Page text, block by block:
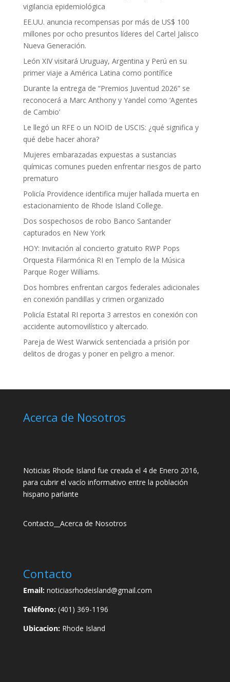
vigilancia epidemiológica
EE.UU. anuncia recompensas por más de US$ 100
millones por ocho presuntos líderes del Cartel Jalisco
Nueva Generación.
León XIV visitará Uruguay, Argentina y Perú en su
primer viaje a América Latina como pontífice
Durante la entrega de “Premios Juventud 2026” se
reconocerá a Marc Anthony y Yandel como ‘Agentes
de Cambio’
Le llegó un RFE o un NOID de USCIS: ¿qué significa y
qué debe hacer ahora?
Mujeres embarazadas expuestas a sustancias
químicas comunes pueden enfrentar riesgos de parto
prematuro
Policía Providence identifica mujer hallada muerta en
estacionamiento de Rhode Island College.
Dos sospechosos de robo Banco Santander
capturados en New York
HOY: Invitación al concierto gratuito RWP Pops
Orquesta Filarmónica RI en Templo de la Música
Parque Roger Williams.
Dos hombres enfrentan cargos federales adicionales
en conexión pandillas y crimen organizado
Policía Estatal RI reporta 3 arrestos en conexión con
accidente automovilístico y altercado.
Pareja de West Warwick sentenciada a prisión por
delitos de drogas y poner en peligro a menor.
Acerca de Nosotros
Noticias Rhode Island fue creada el 4 de Enero 2016,
para cubrir el vacío informativo entre la población
hispano parlante
Contacto Acerca de Nosotros
Contacto
Email:noticiasrhodeisland@gmail.com
Teléfono:(401) 369-1196
Ubicacion:Rhode Island